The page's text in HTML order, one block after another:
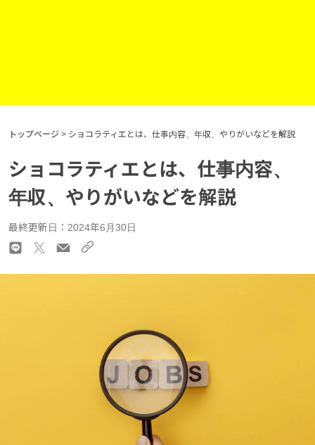
トップページ > ショコラティエとは、仕事内容、年収、やりがいなどを解説
ショコラティエとは、仕事内容、
年収、やりがいなどを解説
最終更新日：2024年6月30日